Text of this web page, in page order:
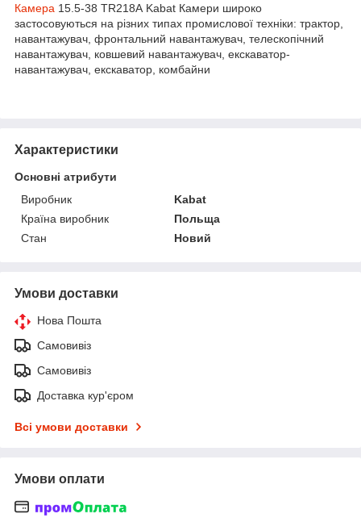
Камера 15.5-38 TR218А Kabat Камери широко
застосовуються на різних типах промислової техніки: трактор,
навантажувач, фронтальний навантажувач, телескопічний
навантажувач, ковшевий навантажувач, екскаватор-
навантажувач, екскаватор, комбайни
Характеристики
Основні атрибути
Виробник
Kabat
Країна виробник
Польща
Стан
Новий
Умови доставки
Нова Пошта
Самовивіз
Самовивіз
Доставка кур'єром
Всі умови доставки
Умови оплати